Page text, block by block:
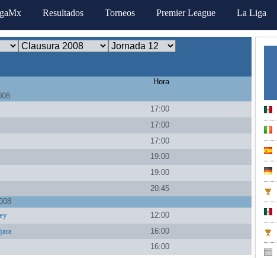
Resultados Torneos Premier League La Liga
Hora
17:00
17:00
17:00
19:00
19:00
20:45
12:00
16:00
16:00